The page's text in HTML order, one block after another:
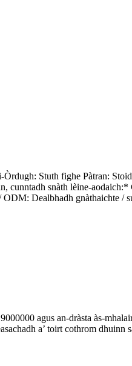
Stuth fighe Pàtran:
cunntadh snàth lèine-
Dealbhadh gnàthaichte /
agus an-dràsta às-
a’ toirt cothrom